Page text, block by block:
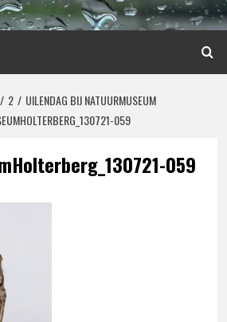
2
UILENDAG BIJ NATUURMUSEUM
059
059